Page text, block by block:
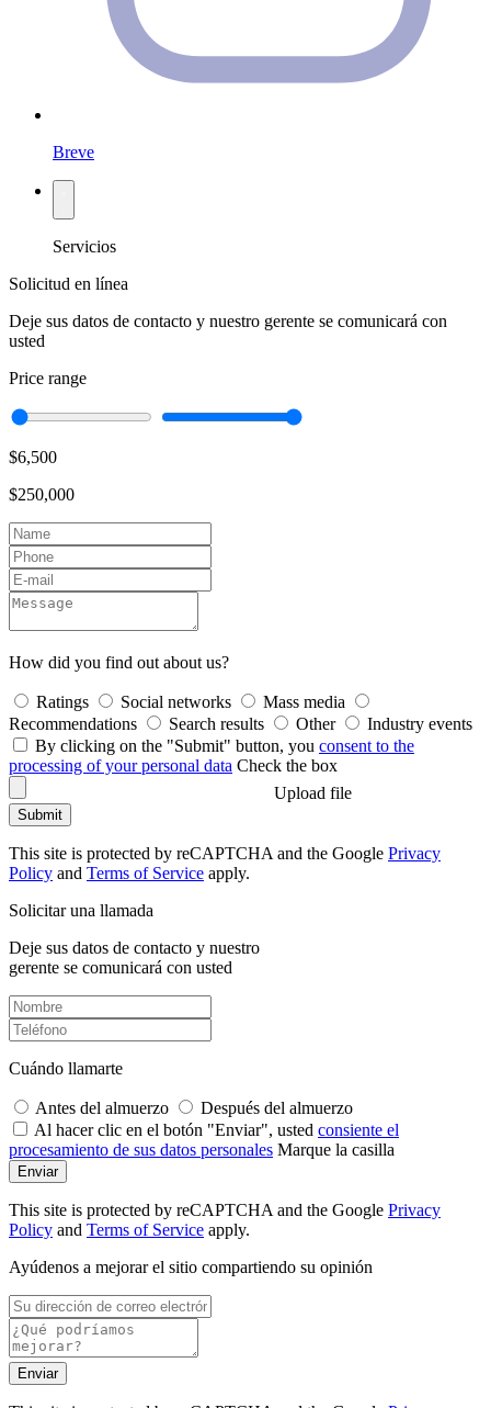
Breve
Servicios
Solicitud en línea
Deje sus datos de contacto y nuestro gerente se comunicará con
usted
Price range
$6,500
$250,000
How did you find out about us?
Ratings Social networks
Mass media
Recommendations
Search results Other
Industry events
By clicking on the "Submit" button, you consent to the
processing of your personal data Check the box
Upload file
Submit
This site is protected by reCAPTCHA and the Google Privacy
Policy and Terms of Service apply.
Solicitar una llamada
Deje sus datos de contacto y nuestro
gerente se comunicará con usted
Cuándo llamarte
Antes del almuerzo
Después del almuerzo
Al hacer clic en el botón "Enviar", usted consiente el
procesamiento de sus datos personales Marque la casilla
Enviar
This site is protected by reCAPTCHA and the Google Privacy
Policy and Terms of Service apply.
Ayúdenos a mejorar el sitio compartiendo su opinión
Enviar